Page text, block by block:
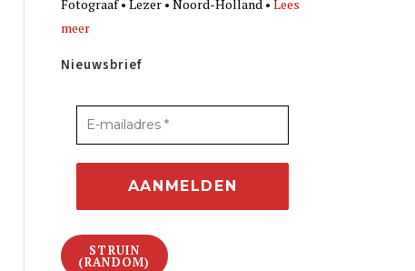
Fotograaf • Lezer • Noord-Holland • Lees
meer
Nieuwsbrief
STRUIN
(RANDOM)